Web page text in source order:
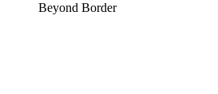
Beyond Border